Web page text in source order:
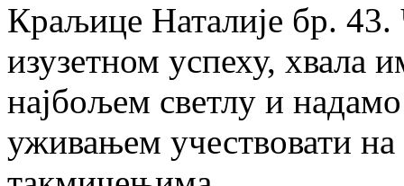
Краљице Наталије бр.
изузетном успеху, хвала
најбољем светлу и
уживањем учествовати